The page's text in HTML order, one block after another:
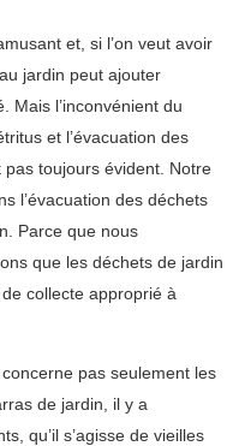
et, si l’on veut avoir
jardin peut ajouter
Mais l’inconvénient du
et l’évacuation des
pas toujours évident. Notre
l’évacuation des déchets
Parce que nous
que les déchets de jardin
collecte approprié à
pas seulement les
de jardin, il y a
qu’il s’agisse de vieilles